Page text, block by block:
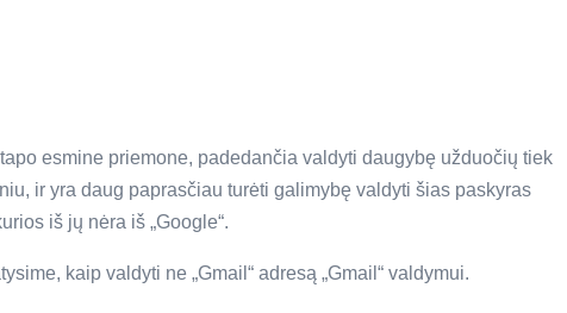
esmine priemone, padedančia valdyti daugybę užduočių tiek
ir yra daug paprasčiau turėti galimybę valdyti šias paskyras
iš jų nėra iš „Google“.
kaip valdyti ne „Gmail“ adresą „Gmail“ valdymui.